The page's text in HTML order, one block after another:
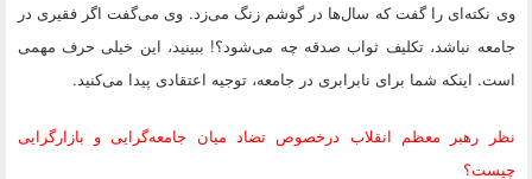
وی نکته‌ای را گفت که سال‌ها در گوشم زنگ می‌زد. وی می‌گفت اگر فقیری در
جامعه نباشد، تکلیف ثواب صدقه چه می‌شود؟! ببینید، این خیلی حرف مهمی
است. اینکه شما برای نابرابری در جامعه، توجیه اعتقادی پیدا می‌کنید.
نظر رهبر معظم انقلاب درخصوص تضاد میان جامعه‌گرایی و بازارگرایی
چیست؟